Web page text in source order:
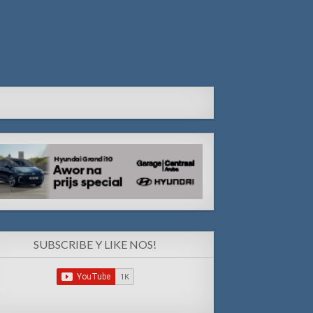
SUBSCRIBE Y LIKE NOS!